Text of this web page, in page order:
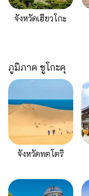
จังหวัดเฮียวโกะ
ภูมิภาค ชูโกะคุ
จังหวัดทตโตริ